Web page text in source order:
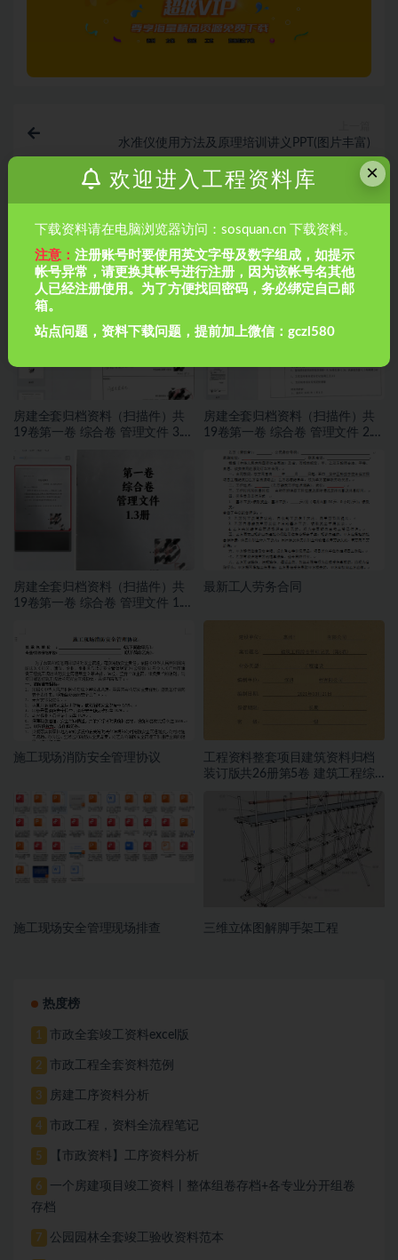
水准仪使用方法及原理培训讲义PPT(图片丰富)
相关文章
房建全套归档资料（扫描件）共
19卷第一卷 综合卷 管理文件 3.3
房建全套归档资料（扫描件）共
19卷第一卷 综合卷 管理文件 2.3
房建全套归档资料（扫描件）共
19卷第一卷 综合卷 管理文件 1.3
最新工人劳务合同
施工现场消防安全管理协议
工程资料整套项目建筑资料归档
装订版共26册第5卷 建筑工程综
施工现场安全管理现场排查 三维立体图解脚手架工程
热度榜
1 市政全套竣工资料excel版
2 市政工程全套资料范例
3 房建工序资料分析
4 市政工程，资料全流程笔记
5 【市政资料】工序资料分析
6
一个房建项目竣工资料丨整体组卷存档+各专业分开组卷
存档
7 公园园林全套竣工验收资料范本
×
欢迎进入工程资料库
下载资料请在电脑浏览器访问：sosquan.cn 下载资料。
注意：注册账号时要使用英文字母及数字组成，如提示
帐号异常，请更换其帐号进行注册，因为该帐号名其他
人已经注册使用。为了方便找回密码，务必绑定自己邮
箱。
站点问题，资料下载问题，提前加上微信：gczl580